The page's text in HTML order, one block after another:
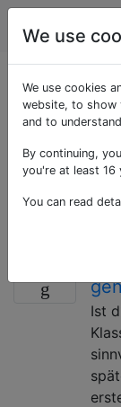
Als
Eine
Objekten
gesteuert und
Ist
We use
We use cookies
website, to show
and to
By continuing,
you're at least 16
You can read